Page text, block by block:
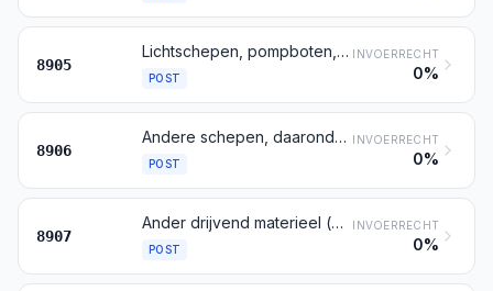
8905
Lichtschepen, pompboten, baggermolens en zandzuigers, drijvende kranen en andere schepen, waarbij het varen slechts van bijkomstige betekenis is vergeleken met de hoofdfunctie; drijvende droogdokken; boor- en werkeilanden, die al dan niet op de zeebodem geplaatst kunnen worden
POST
INVOERRECHT
0%
8906
Andere schepen, daaronder begrepen oorlogsschepen en reddingsboten, andere dan roeiboten
POST
INVOERRECHT
0%
8907
Ander drijvend materieel (bijvoorbeeld vlotten, tanks, caissons, aanlegsteigers, boeien, bakens)
POST
INVOERRECHT
0%